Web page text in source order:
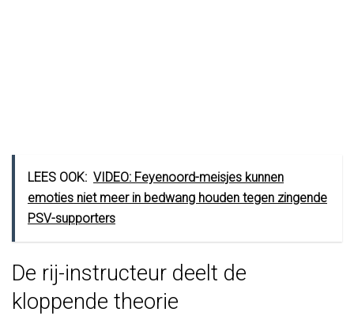
LEES OOK: VIDEO: Feyenoord-meisjes kunnen
emoties niet meer in bedwang houden tegen zingende
PSV-supporters
De rij-instructeur deelt de
kloppende theorie